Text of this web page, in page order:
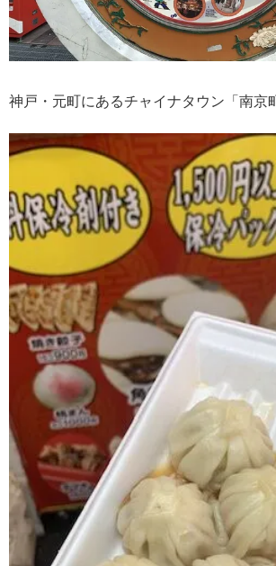
神戸・元町にあるチャイナタウン「南京